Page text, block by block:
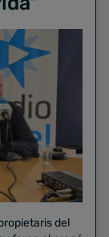
del